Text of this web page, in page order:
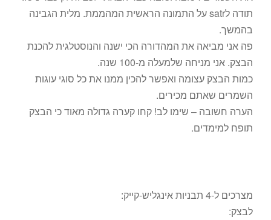
תודה לsatr על התמונה הראשית המהממת. מלית הגבינה
בהמשך.
פה אני מביאה את המהדורה הכי ישנה והנוסטלגית להכנת
הבצק. אני מניחה שלמעלה מ-100 שנה.
כמות הבצק עצומה ואפשר להכין ממנו את כל סוגי עוגות
השמרים שאתם מכירים.
הערה חשובה – שימו לב! קחו קערה גדולה מאוד כי הבצק
תופח למימדים.
מצרכים ל-4 תבניות אינגליש-קייק:
לבצק: